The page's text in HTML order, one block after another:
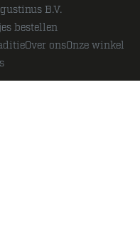
B.V.
bestellen
Over onsOnze winkel